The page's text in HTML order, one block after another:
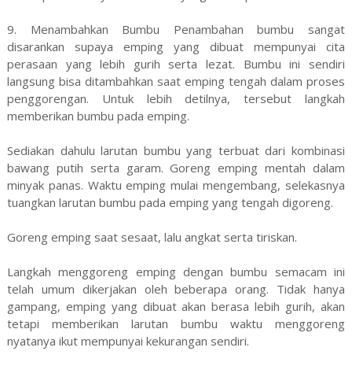
9. Menambahkan Bumbu Penambahan bumbu sangat
disarankan supaya emping yang dibuat mempunyai cita
perasaan yang lebih gurih serta lezat. Bumbu ini sendiri
langsung bisa ditambahkan saat emping tengah dalam proses
penggorengan. Untuk lebih detilnya, tersebut langkah
memberikan bumbu pada emping.
Sediakan dahulu larutan bumbu yang terbuat dari kombinasi
bawang putih serta garam. Goreng emping mentah dalam
minyak panas. Waktu emping mulai mengembang, selekasnya
tuangkan larutan bumbu pada emping yang tengah digoreng.
Goreng emping saat sesaat, lalu angkat serta tiriskan.
Langkah menggoreng emping dengan bumbu semacam ini
telah umum dikerjakan oleh beberapa orang. Tidak hanya
gampang, emping yang dibuat akan berasa lebih gurih, akan
tetapi memberikan larutan bumbu waktu menggoreng
nyatanya ikut mempunyai kekurangan sendiri.